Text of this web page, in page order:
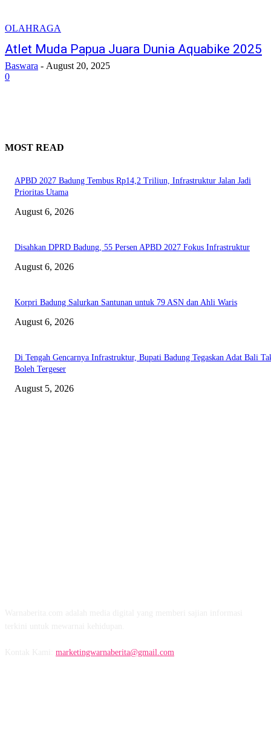
OLAHRAGA
Atlet Muda Papua Juara Dunia Aquabike 2025
Baswara - August 20, 2025
0
MOST READ
APBD 2027 Badung Tembus Rp14,2 Triliun, Infrastruktur Jalan Jadi
Prioritas Utama
August 6, 2026
Disahkan DPRD Badung, 55 Persen APBD 2027 Fokus Infrastruktur
August 6, 2026
Korpri Badung Salurkan Santunan untuk 79 ASN dan Ahli Waris
August 6, 2026
Di Tengah Gencarnya Infrastruktur, Bupati Badung Tegaskan Adat Bali
Boleh Tergeser
August 5, 2026
marketingwarnaberita@gmail.com